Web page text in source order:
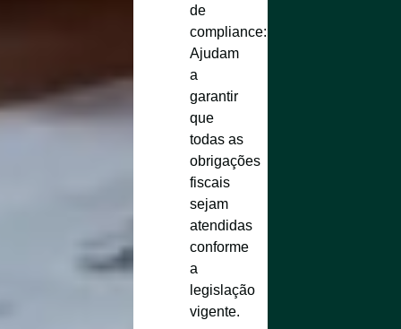
de
compliance:
Ajudam
a
garantir
que
todas as
obrigações
fiscais
sejam
atendidas
conforme
a
legislação
vigente.